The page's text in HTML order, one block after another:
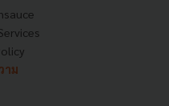
าม